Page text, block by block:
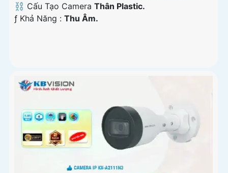
⛓ Cấu Tạo Camera Thân Plastic.
️ƒ Khả Năng : Thu Âm.